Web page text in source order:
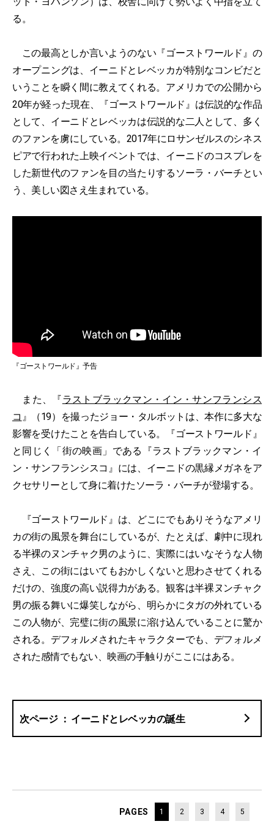
る。
この最高としか言いようのない『ゴーストワールド』の
オープニングは、イーニドとレベッカが特別なコンビだと
いうことを瞬く間に教えてくれる。アメリカでの公開から
20年が経った現在、『ゴーストワールド』は伝説的な作品
として、イーニドとレベッカは伝説的な二人として、多く
のファンを虜にしている。2017年にロサンゼルスのシネス
ピアで行われた上映イベントでは、イーニドのコスプレを
した新世代のファンを目の当たりするソーラ・バーチとい
う、美しい図さえ生まれている。
『ゴーストワールド』予告
また、『ラストブラックマン・イン・サンフランシス
コ 』（19）を撮ったジョー・タルボットは、本作に多大な
影響を受けたことを告白している。『ゴーストワールド』
と同じく「街の映画」である『ラストブラックマン・イ
ン・サンフランシスコ』には、イーニドの黒縁メガネをア
クセサリーとして身に着けたソーラ・バーチが登場する。
『ゴーストワールド』は、どこにでもありそうなアメリ
カの街の風景を舞台にしているが、たとえば、劇中に現れ
る半裸のヌンチャク男のように、実際にはいなそうな人物
さえ、この街にはいてもおかしくないと思わさせてくれる
だけの、強度の高い説得力がある。観客は半裸ヌンチャク
男の振る舞いに爆笑しながら、明らかにタガの外れている
この人物が、完璧に街の風景に溶け込んでいることに驚か
される。デフォルメされたキャラクターでも、デフォルメ
された感情でもない、映画の手触りがここにはある。
イーニドとレベッカの誕生
PAGES 1 2 3 4 5